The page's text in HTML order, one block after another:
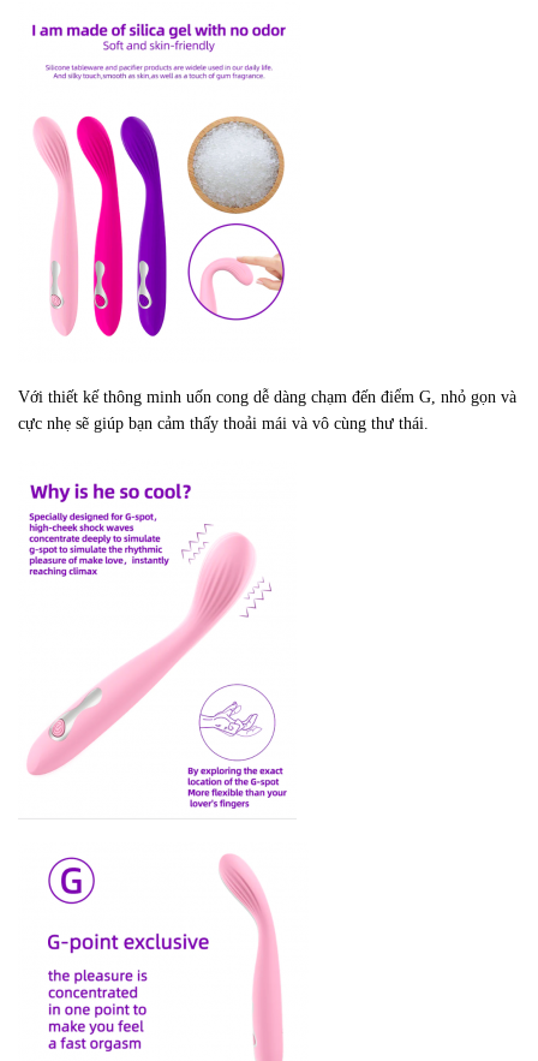
Với thiết kế thông minh uốn cong dễ dàng chạm đến điểm G, nhỏ gọn và
cực nhẹ sẽ giúp bạn cảm thấy thoải mái và vô cùng thư thái.